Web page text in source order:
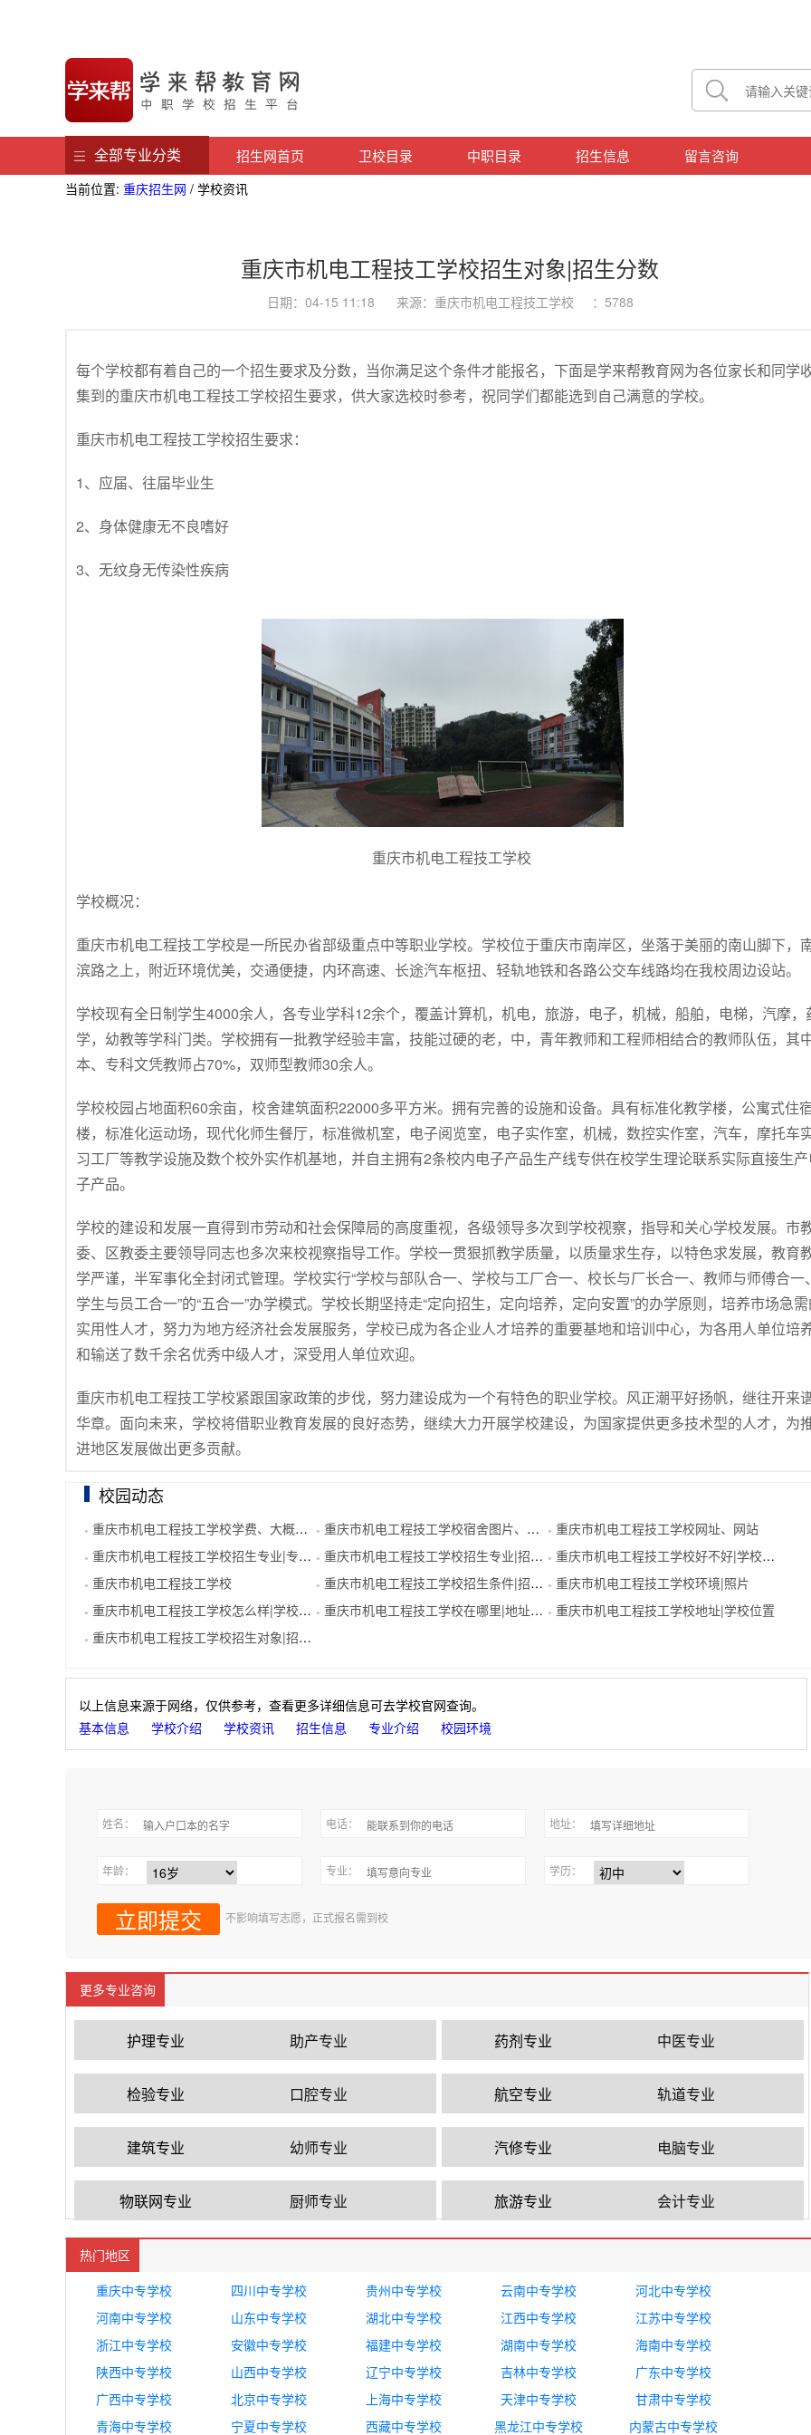
招生网首页 卫校目录 中职目录 招生信息 留言咨询
全部专业分类
当前位置: 重庆招生网 / 学校资讯
重庆市机电工程技工学校招生对象|招生分数
日期：04-15 11:18 来源：重庆市机电工程技工学校 ：5788
每个学校都有着自己的一个招生要求及分数，当你满足这个条件才能报名，下面是学来帮教育网为各位家长和同学
集到的重庆市机电工程技工学校招生要求，供大家选校时参考，祝同学们都能选到自己满意的学校。
重庆市机电工程技工学校招生要求：
1、应届、往届毕业生
2、身体健康无不良嗜好
3、无纹身无传染性疾病
重庆市机电工程技工学校
学校概况：
重庆市机电工程技工学校是一所民办省部级重点中等职业学校。学校位于重庆市南岸区，坐落于美丽的南山脚下，
滨路之上，附近环境优美，交通便捷，内环高速、长途汽车枢扭、轻轨地铁和各路公交车线路均在我校周边设站。
学校现有全日制学生4000余人，各专业学科12余个，覆盖计算机，机电，旅游，电子，机械，船舶，电梯，汽摩，
学，幼教等学科门类。学校拥有一批教学经验丰富，技能过硬的老，中，青年教师和工程师相结合的教师队伍，其
本、专科文凭教师占70%，双师型教师30余人。
学校校园占地面积60余亩，校舍建筑面积22000多平方米。拥有完善的设施和设备。具有标准化教学楼，公寓式住
楼，标准化运动场，现代化师生餐厅，标准微机室，电子阅览室，电子实作室，机械，数控实作室，汽车，摩托车
习工厂等教学设施及数个校外实作机基地，并自主拥有2条校内电子产品生产线专供在校学生理论联系实际直接生
子产品。
学校的建设和发展一直得到市劳动和社会保障局的高度重视，各级领导多次到学校视察，指导和关心学校发展。市
委、区教委主要领导同志也多次来校视察指导工作。学校一贯狠抓教学质量，以质量求生存，以特色求发展，教育
学严谨，半军事化全封闭式管理。学校实行“学校与部队合一、学校与工厂合一、校长与厂长合一、教师与师傅合一、
学生与员工合一”的“五合一”办学模式。学校长期坚持走“定向招生，定向培养，定向安置”的办学原则，培养市场急
实用性人才，努力为地方经济社会发展服务，学校已成为各企业人才培养的重要基地和培训中心，为各用人单位培
和输送了数千余名优秀中级人才，深受用人单位欢迎。
重庆市机电工程技工学校紧跟国家政策的步伐，努力建设成为一个有特色的职业学校。风正潮平好扬帆，继往开来
华章。面向未来，学校将借职业教育发展的良好态势，继续大力开展学校建设，为国家提供更多技术型的人才，为
进地区发展做出更多贡献。
校园动态
● 重庆市机电工程技工学校学费、大概收费是多少 ● 重庆市机电工程技工学校宿舍图片、寝室照片、校园环境 ● 重庆市机电工程技工学校网址、网站
● 重庆市机电工程技工学校招生专业|专业代码 ● 重庆市机电工程技工学校招生专业|招生代码 ● 重庆市机电工程技工学校好不好|学校简介
● 重庆市机电工程技工学校 ● 重庆市机电工程技工学校招生条件|招生要求 ● 重庆市机电工程技工学校环境|照片
● 重庆市机电工程技工学校怎么样|学校概况 ● 重庆市机电工程技工学校在哪里|地址在哪里 ● 重庆市机电工程技工学校地址|学校位置
● 重庆市机电工程技工学校招生对象|招生分数
以上信息来源于网络，仅供参考，查看更多详细信息可去学校官网查询。
基本信息
学校介绍 学校资讯 招生信息 专业介绍 校园环境
姓名： 电话： 地址：
年龄： 专业： 学历：
不影响填写志愿，正式报名需到校
更多专业咨询
护理专业 助产专业 药剂专业 中医专业
检验专业 口腔专业 航空专业 轨道专业
建筑专业 幼师专业 汽修专业 电脑专业
物联网专业 厨师专业 旅游专业 会计专业
热门地区
重庆中专学校
四川中专学校 贵州中专学校 云南中专学校
河北中专学校
河南中专学校
山东中专学校 湖北中专学校 江西中专学校
江苏中专学校
浙江中专学校
安徽中专学校 福建中专学校 湖南中专学校
海南中专学校
陕西中专学校
山西中专学校 辽宁中专学校 吉林中专学校
广东中专学校
广西中专学校
北京中专学校 上海中专学校 天津中专学校
甘肃中专学校
青海中专学校
宁夏中专学校 西藏中专学校 黑龙江中专学校 内蒙古中专学校